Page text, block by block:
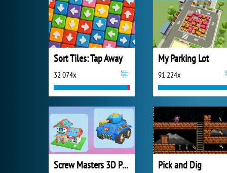
Sort Tiles: Tap Away
32 074x
My Parking Lot
91 224x
Screw Masters 3D Puzzle Pick and Dig